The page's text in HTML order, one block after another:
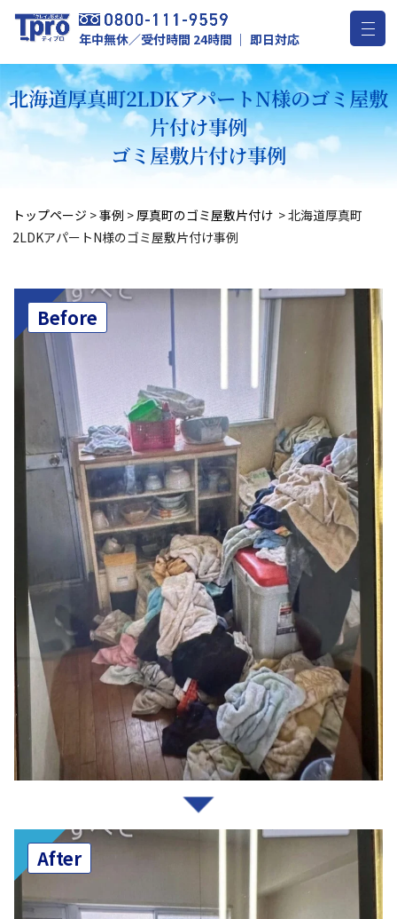
年中無休／受付時間 24時間 ｜ 即日対応
北海道厚真町2LDKアパートN様のゴミ屋敷
片付け事例
ゴミ屋敷片付け事例
トップページ >事例 >厚真町のゴミ屋敷片付け >北海道厚真町
2LDKアパートN様のゴミ屋敷片付け事例
Before
After